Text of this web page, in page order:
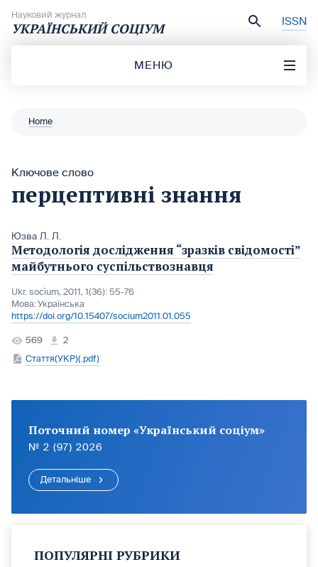
Науковий журнал
УКРАЇНСЬКИЙ СОЦІУМ ISSN
МЕНЮ
Home
Ключове слово
перцептивні знання
Юзва Л. Л.
Методологія дослідження “зразків свідомості”
майбутнього суспільствознавця
Ukr. socìum, 2011, 1(36): 55-76
Мова:Українська
https://doi.org/10.15407/socium2011.01.055
569
2
Стаття(УКР)(.pdf)
Поточний номер «Український соціум»
№ 2 (97) 2026
Детальніше
ПОПУЛЯРНІ РУБРИКИ